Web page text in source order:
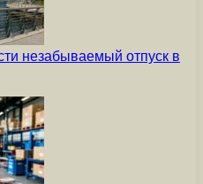
незабываемый отпуск в